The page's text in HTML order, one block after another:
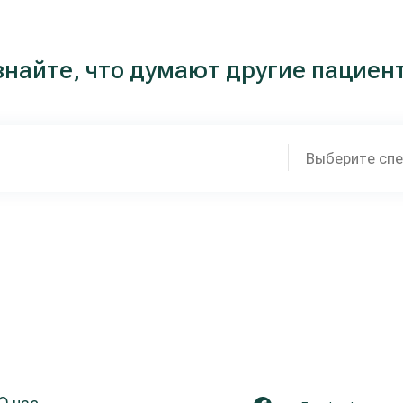
что думают другие
Выберите